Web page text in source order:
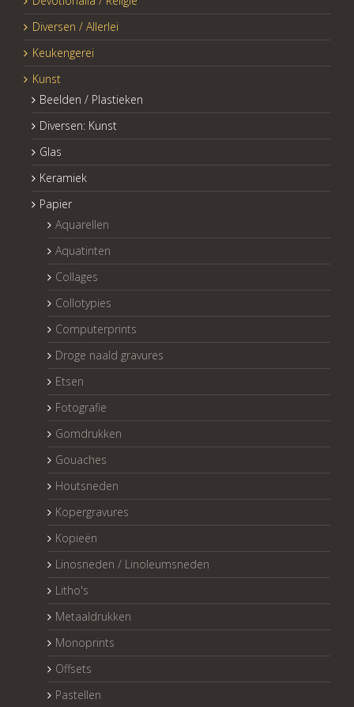
Diversen / Allerlei
Keukengerei
Kunst
Beelden / Plastieken
Diversen: Kunst
Glas
Keramiek
Papier
Aquarellen
Aquatinten
Collages
Collotypies
Computerprints
Droge naald gravures
Etsen
Fotografie
Gomdrukken
Gouaches
Houtsneden
Kopergravures
Kopieën
Linosneden / Linoleumsneden
Litho's
Metaaldrukken
Monoprints
Offsets
Pastellen